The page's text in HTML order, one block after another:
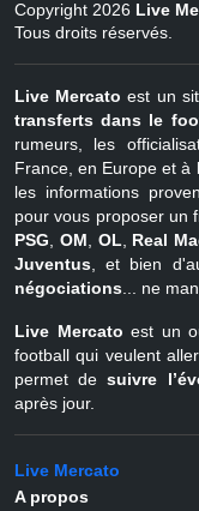
Belgique
Copyright 2026 Live
Tous droits réservés.
Live Mercato est un
transferts dans le
rumeurs, les
France, en Europe et à
les informations
pour vous proposer un
PSG, OM, OL, Real
Juventus, et bien
négociations... ne
Live Mercato est un
football qui veulent
permet desuivre
après jour.
Live Mercato
A propos